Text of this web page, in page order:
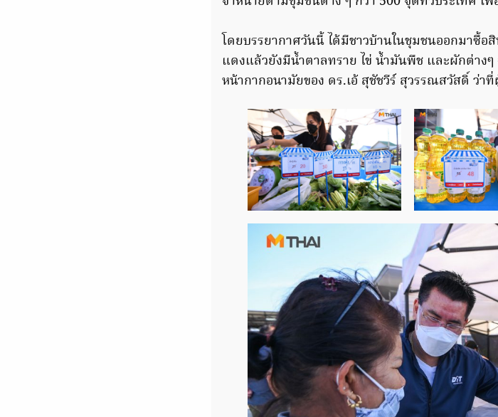
โดยบรรยากาศวันนี้ ได้มีชาวบ้านในชุมชนออกมาซื้อ
แดงแล้วยังมีน้ำตาลทราย ไข่ น้ำมันพืช และผักต่าง
หน้ากากอนามัยของ ดร.เอ้ สุชัชวีร์ สุวรรณสวัสดิ์ ว่